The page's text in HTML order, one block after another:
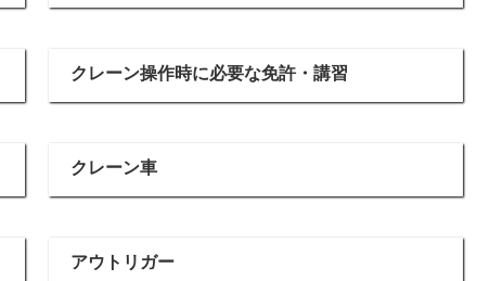
クレーン操作時に必要な免許・講習
クレーン車
アウトリガー